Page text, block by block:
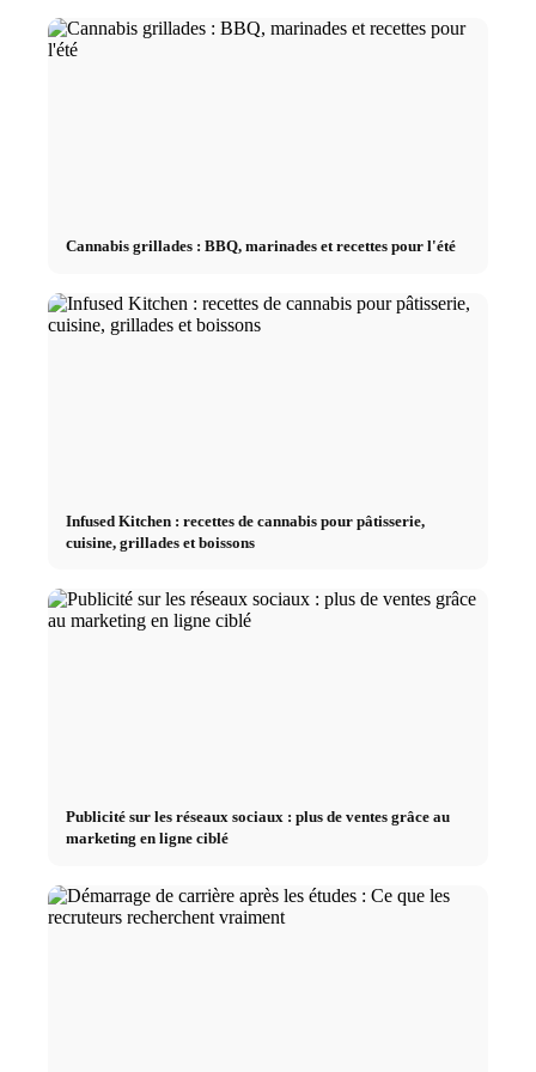
Cannabis grillades : BBQ, marinades et recettes pour l'été
Infused Kitchen : recettes de cannabis pour pâtisserie,
cuisine, grillades et boissons
Publicité sur les réseaux sociaux : plus de ventes grâce au
marketing en ligne ciblé